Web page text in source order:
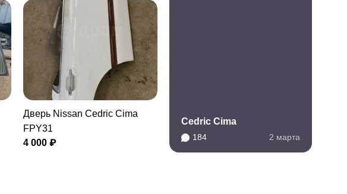
Дверь Nissan Cedric Cima
FPY31
4 000 ₽
Cedric Cima
184 2 марта